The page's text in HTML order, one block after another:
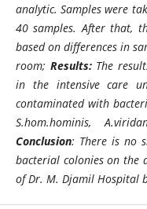
analytic. Samples were
40 samples. After that,
based on differences in
room; Results:The
in the intensive care
contaminated with
S.hom.hominis,
Conclusion: There is no
bacterial colonies on the
of Dr. M. Djamil Hospital